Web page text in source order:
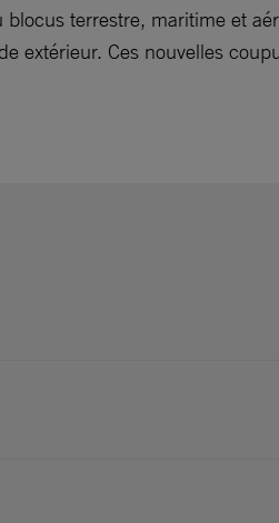
blocus terrestre, maritime et
extérieur. Ces nouvelles